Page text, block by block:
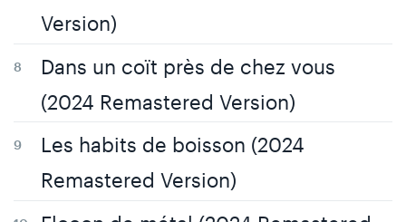
Version)
Dans un coït près de chez vous
(2024 Remastered Version)
Les habits de boisson (2024
Remastered Version)